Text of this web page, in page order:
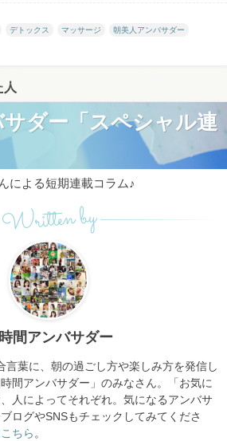
デトックス マッサージ 朝美人アンバサダー
人
ダー「スペシャル連
による短期連載コラム♪
Written by
間アンバサダー
言葉に、朝の過ごし方や楽しみ方を発信し
間アンバサダー」のみなさん。「お気に
人によってそれぞれ。気になるアンバサ
ログやSNSもチェックしてみてくださ
ちら 。